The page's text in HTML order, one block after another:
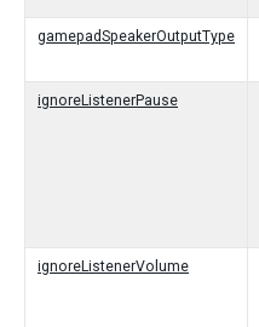
gamepadSpeakerOutputType
ignoreListenerPause
ignoreListenerVolume